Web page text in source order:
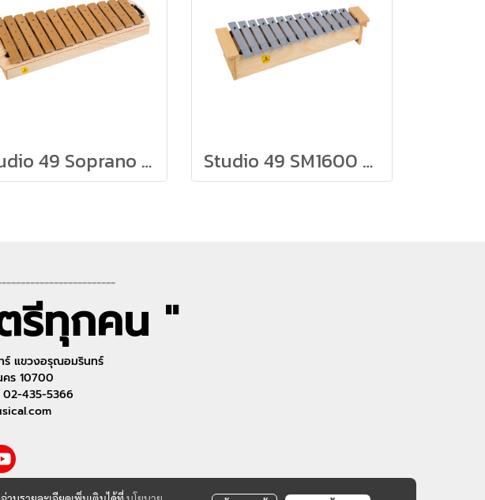
Studio 49 Soprano Xylophone Grillodur SXG1000 Studio 49 SM1600 Soprano Metallophone
รีทุกคน "
แขวงอรุณอมรินทร์
ร 10700
435-5366